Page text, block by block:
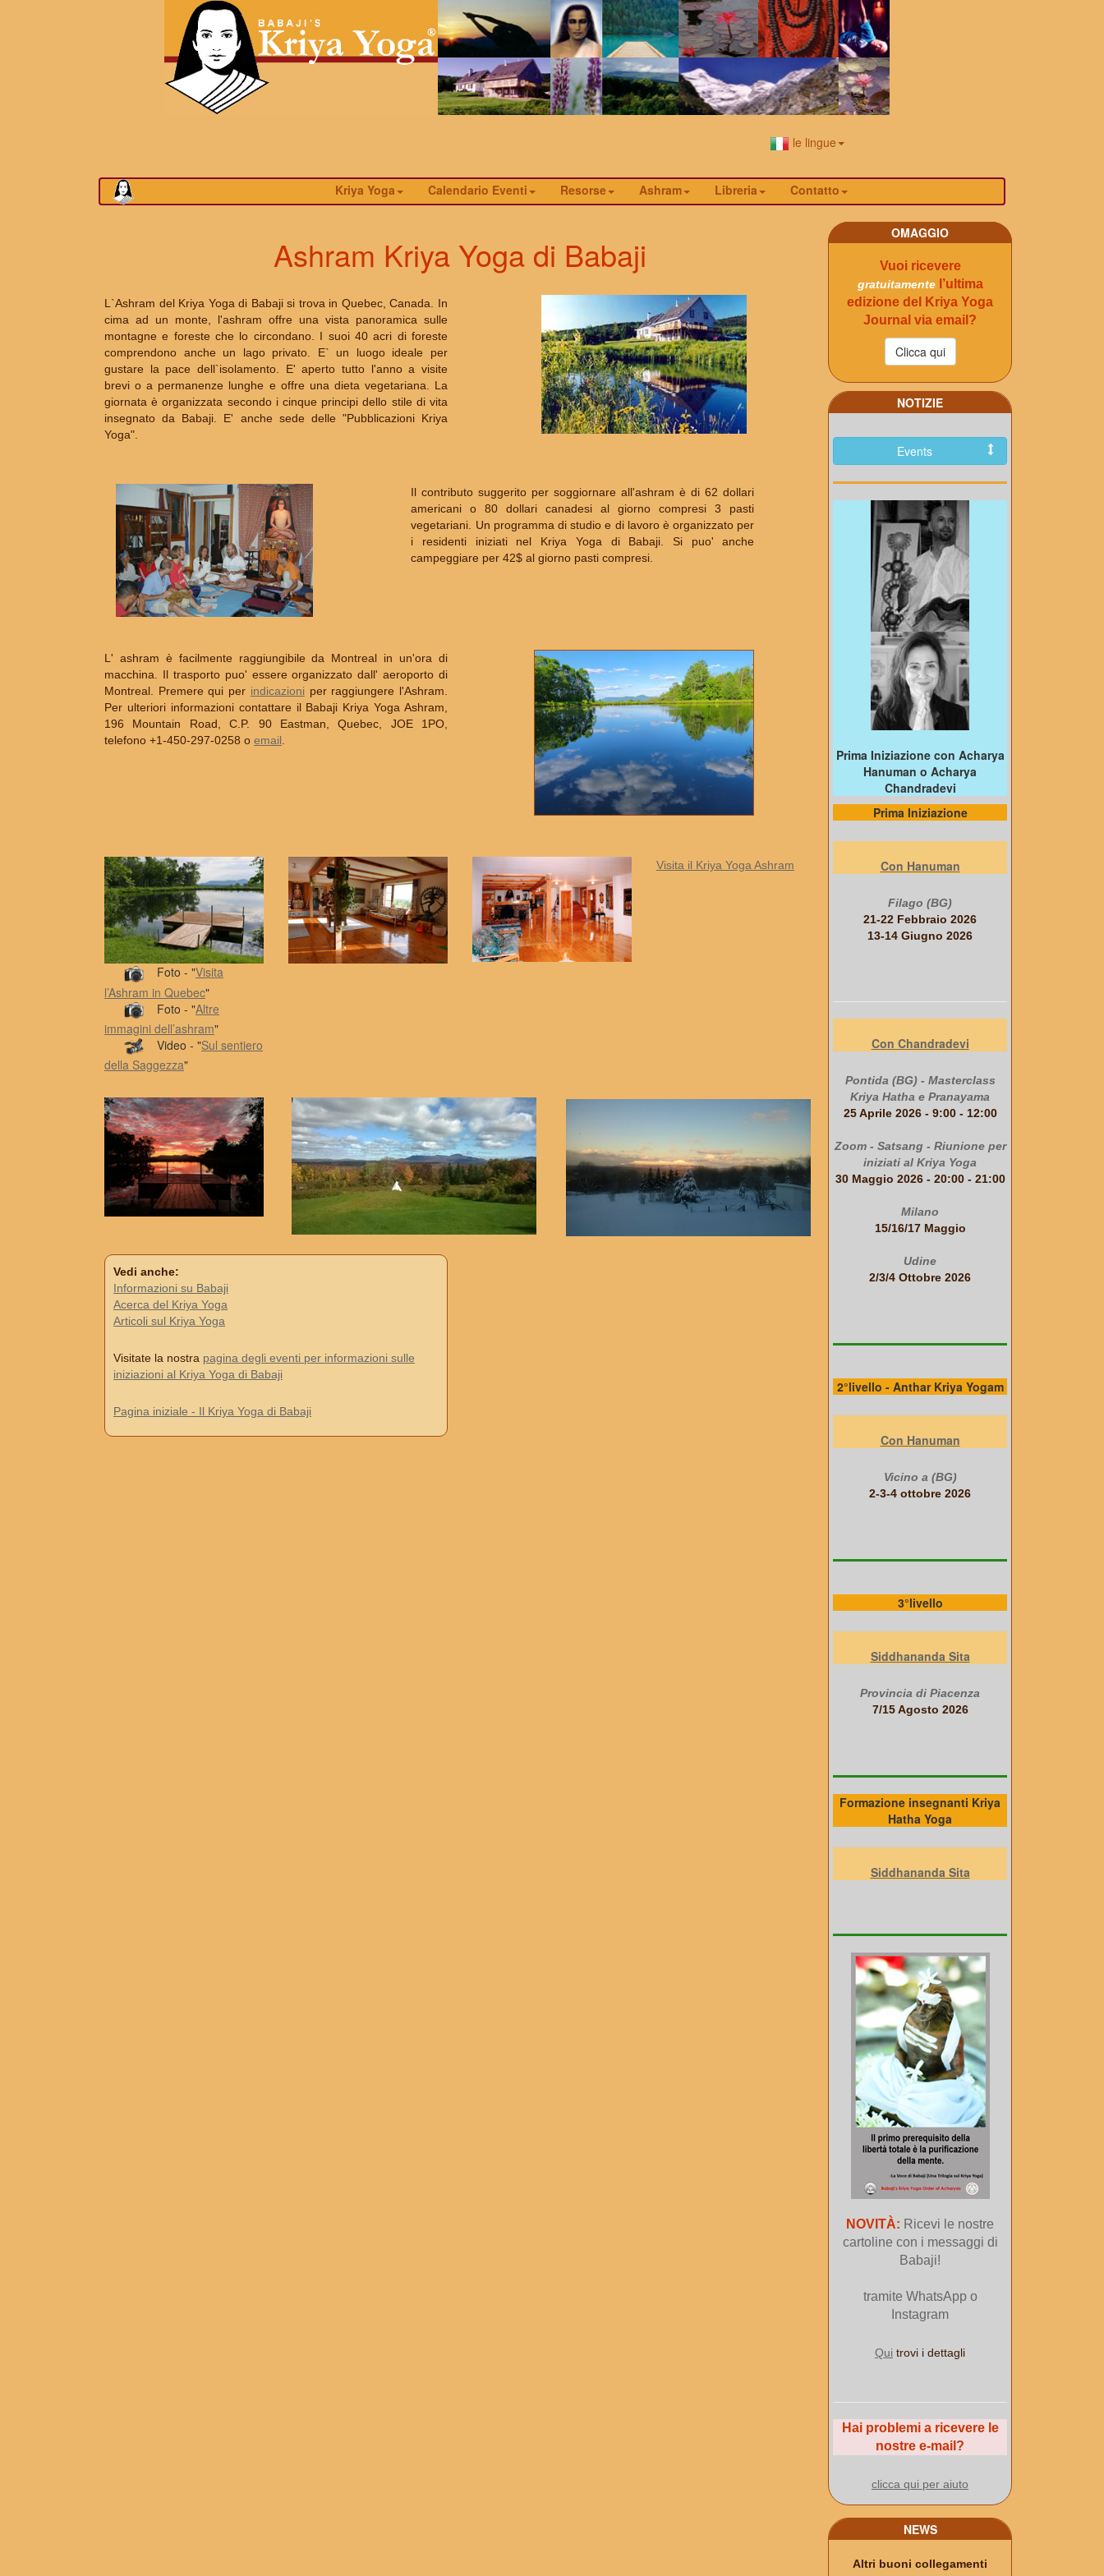
le lingue
Kriya Yoga Calendario Eventi Resorse Ashram Libreria Contatto
Ashram Kriya Yoga di Babaji
L`Ashram del Kriya Yoga di Babaji si trova in Quebec, Canada. In
cima ad un monte, l'ashram offre una vista panoramica sulle
montagne e foreste che lo circondano. I suoi 40 acri di foreste
comprendono anche un lago privato. E` un luogo ideale per
gustare la pace dell`isolamento. E' aperto tutto l'anno a visite
brevi o a permanenze lunghe e offre una dieta vegetariana. La
giornata è organizzata secondo i cinque principi dello stile di vita
insegnato da Babaji. E' anche sede delle "Pubblicazioni Kriya
Yoga".
Il contributo suggerito per soggiornare all'ashram è di 62 dollari
americani o 80 dollari canadesi al giorno compresi 3 pasti
vegetariani. Un programma di studio e di lavoro è organizzato per
i residenti iniziati nel Kriya Yoga di Babaji. Si puo' anche
campeggiare per 42$ al giorno pasti compresi.
L' ashram è facilmente raggiungibile da Montreal in un'ora di
macchina. Il trasporto puo' essere organizzato dall' aeroporto di
Montreal. Premere qui per indicazioniper raggiungere l'Ashram.
Per ulteriori informazioni contattare il Babaji Kriya Yoga Ashram,
196 Mountain Road, C.P. 90 Eastman, Quebec, JOE 1PO,
telefono +1-450-297-0258 o email.
Foto - "Visita
l’Ashram in Quebec"
Foto - "Altre
immagini dell’ashram"
Video - "Sul sentiero
della Saggezza"
Visita il Kriya Yoga Ashram
Vedi anche:
Informazioni su Babaji
Acerca del Kriya Yoga
Articoli sul Kriya Yoga
Visitate la nostra pagina degli eventi per informazioni sulle
iniziazioni al Kriya Yoga di Babaji
Pagina iniziale - Il Kriya Yoga di Babaji
OMAGGIO
Vuoi ricevere
gratuitamentel’ultima
edizione del Kriya Yoga
Journal via email?
NOTIZIE
Events
Prima Iniziazione con Acharya
Hanuman o Acharya
Chandradevi
Prima Iniziazione
Con Hanuman
Filago (BG)
21-22 Febbraio 2026
13-14 Giugno 2026
Con Chandradevi
Pontida (BG) - Masterclass
Kriya Hatha e Pranayama
25 Aprile 2026 - 9:00 - 12:00
Zoom - Satsang - Riunione per
iniziati al Kriya Yoga
30 Maggio 2026 - 20:00 - 21:00
Milano
15/16/17 Maggio
Udine
2/3/4 Ottobre 2026
2°livello - Anthar Kriya Yogam
Con Hanuman
Vicino a (BG)
2-3-4 ottobre 2026
3°livello
Siddhananda Sita
Provincia di Piacenza
7/15 Agosto 2026
Formazione insegnanti Kriya
Hatha Yoga
Siddhananda Sita
NOVITÀ: Ricevi le nostre
cartoline con i messaggi di
Babaji!
tramite WhatsApp o
Instagram
Qui trovi i dettagli
Hai problemi a ricevere le
nostre e-mail?
clicca qui per aiuto
NEWS
Altri buoni collegamenti